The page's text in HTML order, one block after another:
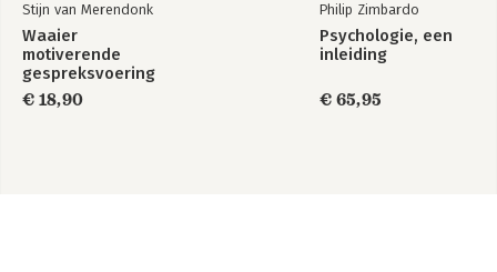
Stijn van Merendonk
Waaier
motiverende
gespreksvoering
€ 18,90
Philip Zimbardo
Psychologie, een
inleiding
€ 65,95